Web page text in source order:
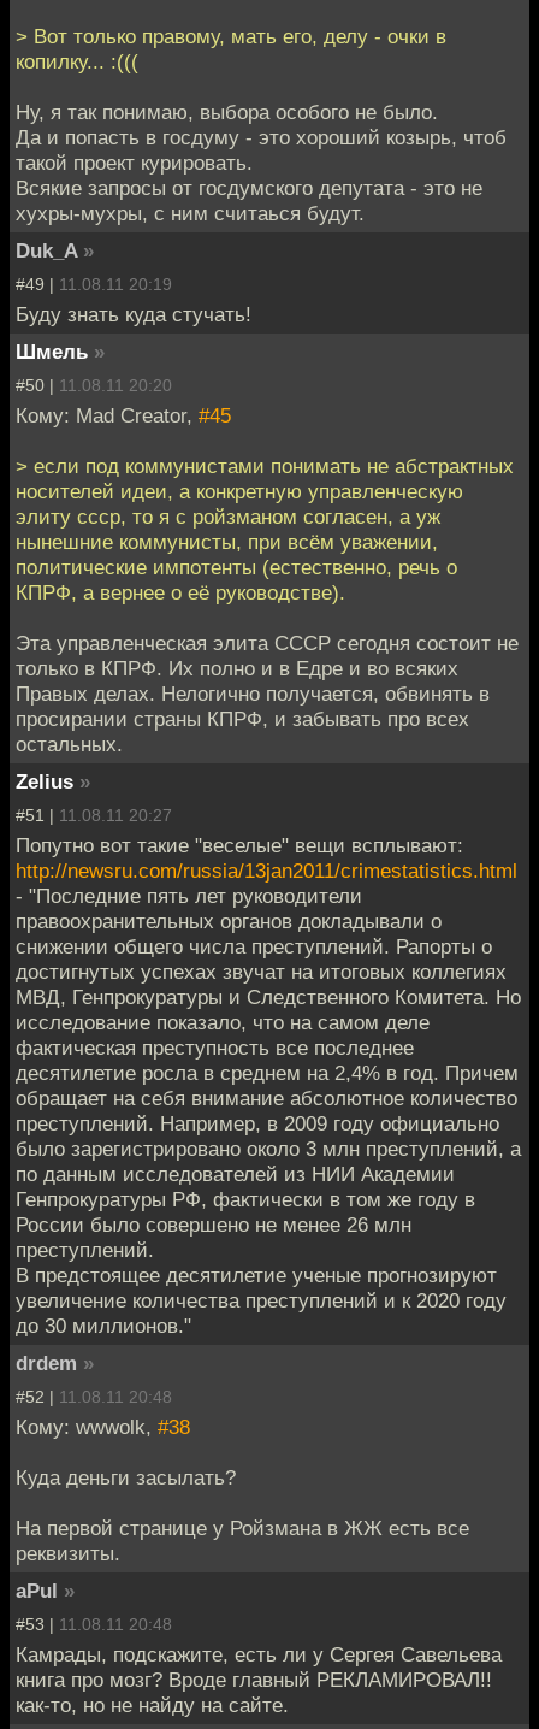
> Вот только правому, мать его, делу - очки в
копилку... :(((
Ну, я так понимаю, выбора особого не было.
Да и попасть в госдуму - это хороший козырь, чтоб
такой проект курировать.
Всякие запросы от госдумского депутата - это не
хухры-мухры, с ним считаься будут.
Duk_A »
#49 | 11.08.11 20:19
Буду знать куда стучать!
Шмель »
#50 | 11.08.11 20:20
Кому: Mad Creator, #45
> если под коммунистами понимать не абстрактных
носителей идеи, а конкретную управленческую
элиту ссср, то я с ройзманом согласен, а уж
нынешние коммунисты, при всём уважении,
политические импотенты (естественно, речь о
КПРФ, а вернее о её руководстве).
Эта управленческая элита СССР сегодня состоит не
только в КПРФ. Их полно и в Едре и во всяких
Правых делах. Нелогично получается, обвинять в
просирании страны КПРФ, и забывать про всех
остальных.
Zelius »
#51 | 11.08.11 20:27
Попутно вот такие "веселые" вещи всплывают:
http://newsru.com/russia/13jan2011/crimestatistics.html
- "Последние пять лет руководители
правоохранительных органов докладывали о
снижении общего числа преступлений. Рапорты о
достигнутых успехах звучат на итоговых коллегиях
МВД, Генпрокуратуры и Следственного Комитета. Но
исследование показало, что на самом деле
фактическая преступность все последнее
десятилетие росла в среднем на 2,4% в год. Причем
обращает на себя внимание абсолютное количество
преступлений. Например, в 2009 году официально
было зарегистрировано около 3 млн преступлений, а
по данным исследователей из НИИ Академии
Генпрокуратуры РФ, фактически в том же году в
России было совершено не менее 26 млн
преступлений.
В предстоящее десятилетие ученые прогнозируют
увеличение количества преступлений и к 2020 году
до 30 миллионов."
drdem »
#52 | 11.08.11 20:48
Кому: wwwolk, #38
Куда деньги засылать?
На первой странице у Ройзмана в ЖЖ есть все
реквизиты.
aPul »
#53 | 11.08.11 20:48
Камрады, подскажите, есть ли у Сергея Савельева
книга про мозг? Вроде главный РЕКЛАМИРОВАЛ!!
как-то, но не найду на сайте.